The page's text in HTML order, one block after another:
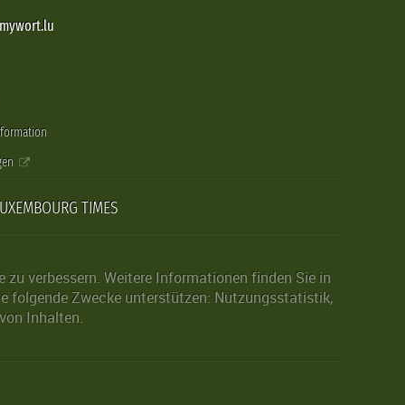
TIMES
verbessern. Weitere Informationen finden Sie in
folgende Zwecke unterstützen: Nutzungsstatistik,
Inhalten.